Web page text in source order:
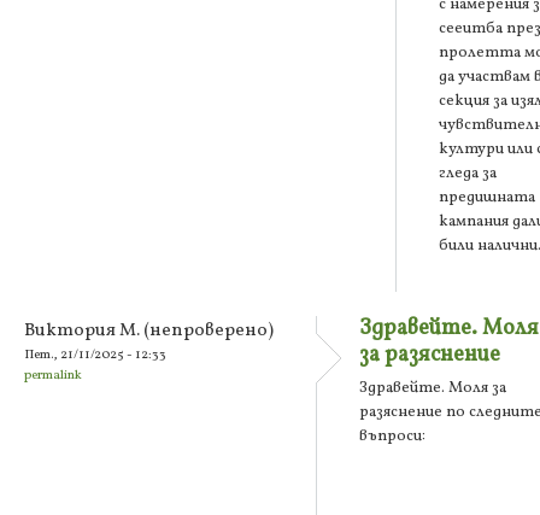
с намерения
сееитба през
пролетта
да участвам
секция за
култури или
гледа за
предишната
кампания
били налични.
Виктория М. (непроверено)
Пет., 21/11/2025 - 12:33
permalink
Здравейте. Моля
за разяснение
Здравейте. Моля за
разяснение по
въпроси: